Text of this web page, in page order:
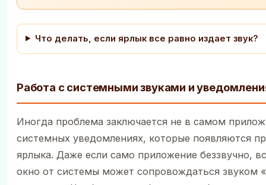
Что делать, если ярлык все равно издает звук?
Работа с системными звуками и
Иногда проблема заключается не в самом
системных уведомлениях, которые появляются
ярлыка. Даже если само приложение беззвучно,
окно от системы может сопровождаться звуком